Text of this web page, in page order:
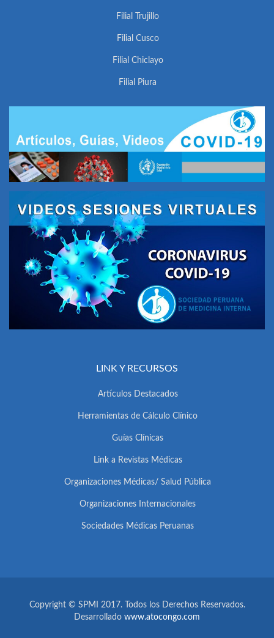
Filial Trujillo
Filial Cusco
Filial Chiclayo
Filial Piura
LINK Y RECURSOS
Artículos Destacados
Herramientas de Cálculo Clínico
Guías Clínicas
Link a Revistas Médicas
Organizaciones Médicas/ Salud Pública
Organizaciones Internacionales
Sociedades Médicas Peruanas
Copyright © SPMI 2017. Todos los Derechos Reservados.
Desarrollado www.atocongo.com